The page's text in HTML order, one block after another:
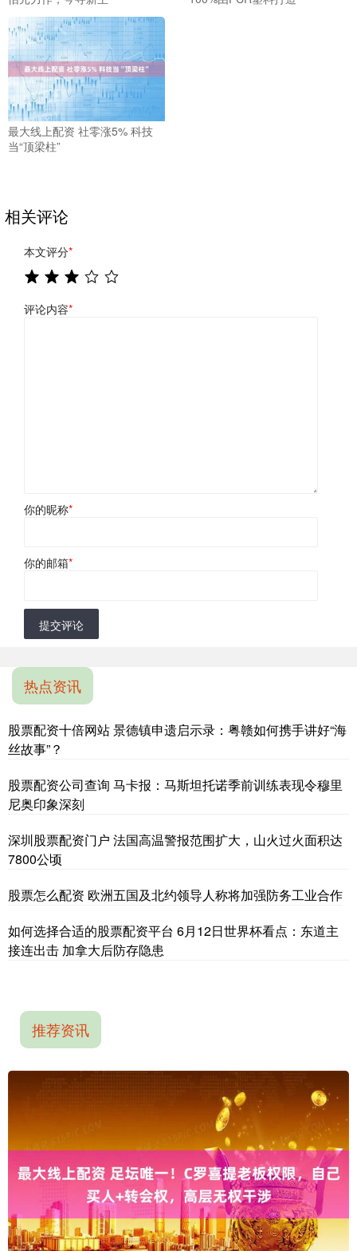
最大线上配资 社零涨5% 科技
当“顶梁柱”
相关评论
本文评分*
评论内容*
你的昵称*
你的邮箱*
提交评论
热点资讯
股票配资十倍网站 景德镇申遗启示录：粤赣如何携手讲好“海
丝故事”？
股票配资公司查询 马卡报：马斯坦托诺季前训练表现令穆里
尼奥印象深刻
深圳股票配资门户 法国高温警报范围扩大，山火过火面积达
7800公顷
股票怎么配资 欧洲五国及北约领导人称将加强防务工业合作
如何选择合适的股票配资平台 6月12日世界杯看点：东道主
接连出击 加拿大后防存隐患
推荐资讯